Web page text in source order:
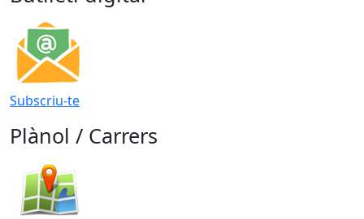
Subscriu-te
Plànol / Carrers